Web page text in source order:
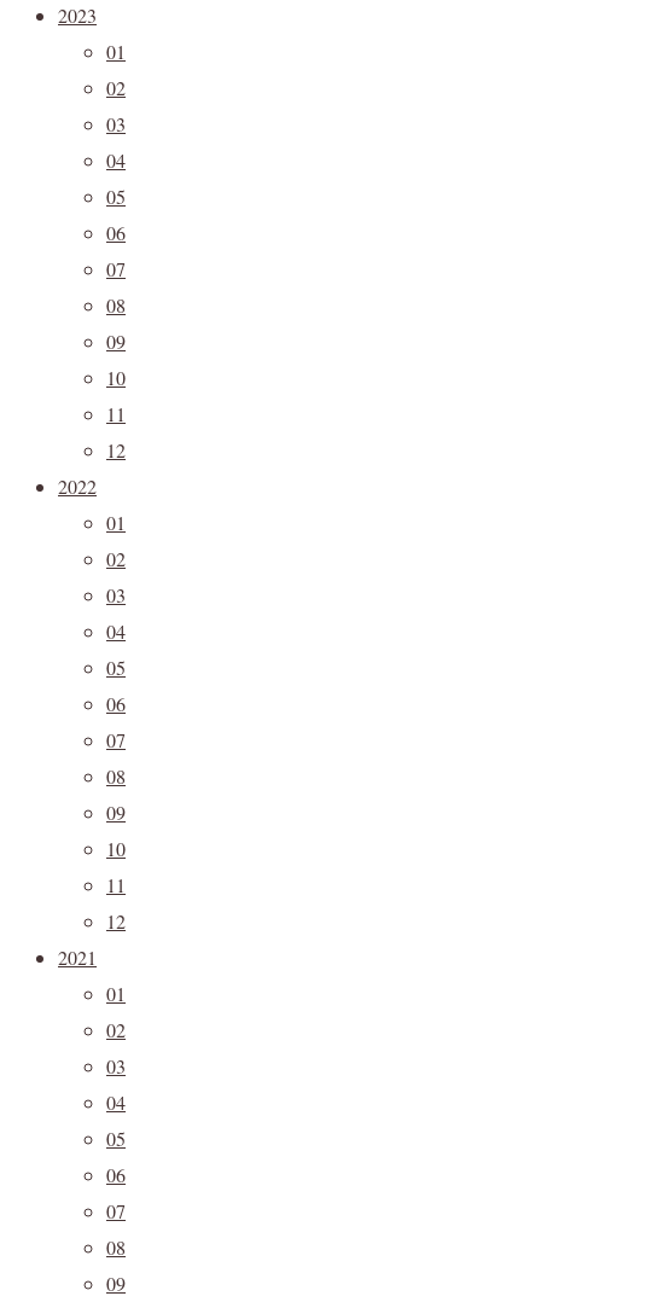
2023
01
02
03
04
05
06
07
08
09
10
11
12
2022
01
02
03
04
05
06
07
08
09
10
11
12
2021
01
02
03
04
05
06
07
08
09